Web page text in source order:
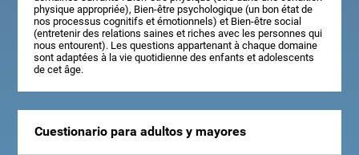
physique appropriée), Bien-être psychologique (un bon état de
nos processus cognitifs et émotionnels) et Bien-être social
(entretenir des relations saines et riches avec les personnes qui
nous entourent). Les questions appartenant à chaque domaine
sont adaptées à la vie quotidienne des enfants et adolescents
de cet âge.
Cuestionario para adultos y mayores